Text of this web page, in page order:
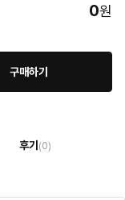
0원
구매하기
후기 (0)